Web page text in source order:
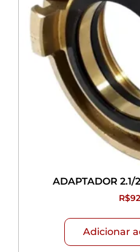
ADAPTADOR 2.1/
R$
Adicionar